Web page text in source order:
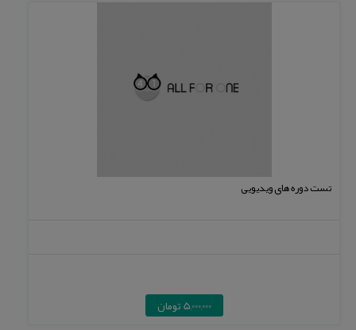
تست دوره های ویدیویی
5,000,000 تومان